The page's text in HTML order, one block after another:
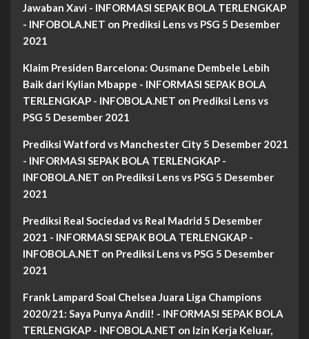
Jawaban Xavi - INFORMASI SEPAK BOLA TERLENGKAP
- INFOBOLA.NET on Prediksi Lens vs PSG 5 Desember
2021
Klaim Presiden Barcelona: Ousmane Dembele Lebih
Baik dari Kylian Mbappe - INFORMASI SEPAK BOLA
TERLENGKAP - INFOBOLA.NET on Prediksi Lens vs
PSG 5 Desember 2021
Prediksi Watford vs Manchester City 5 Desember 2021
- INFORMASI SEPAK BOLA TERLENGKAP -
INFOBOLA.NET on Prediksi Lens vs PSG 5 Desember
2021
Prediksi Real Sociedad vs Real Madrid 5 Desember
2021 - INFORMASI SEPAK BOLA TERLENGKAP -
INFOBOLA.NET on Prediksi Lens vs PSG 5 Desember
2021
Frank Lampard Soal Chelsea Juara Liga Champions
2020/21: Saya Punya Andil! - INFORMASI SEPAK BOLA
TERLENGKAP - INFOBOLA.NET on Izin Kerja Keluar,